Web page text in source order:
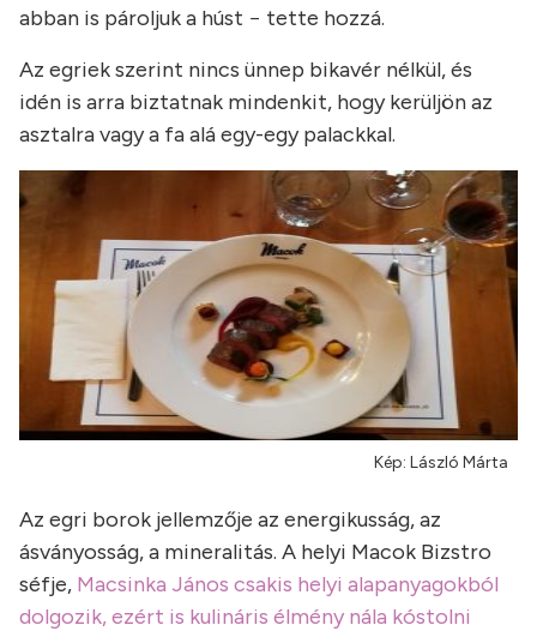
abban is pároljuk a húst − tette hozzá.
Az egriek szerint nincs ünnep bikavér nélkül, és
idén is arra biztatnak mindenkit, hogy kerüljön az
asztalra vagy a fa alá egy-egy palackkal.
Kép: László Márta
Az egri borok jellemzője az energikusság, az
ásványosság, a mineralitás. A helyi Macok Bizstro
séfje, Macsinka János csakis helyi alapanyagokból
dolgozik, ezért is kulináris élmény nála kóstolni